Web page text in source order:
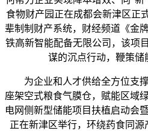
食物财产园正在成都会新津区正
辈制制财产系统，财经频道《金
铁高新智能配备无限公司，该项
谋的沉点行动，鞭策储
为企业和人才供给全方位支撑
座架空式粮食气膜仓，赋能区域
电网侧新型储能项目扶植启动会
正在新津区举行，环绕药食同